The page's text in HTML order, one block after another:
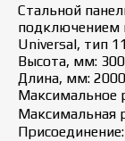
Стальной
подключением
Universal, тип 11
Высота, мм: 300
Длина, мм: 2000
Максимальное
Максимальная